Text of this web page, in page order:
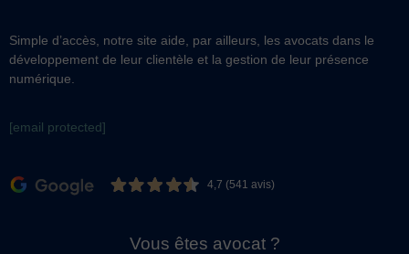
Simple d’accès, notre site aide, par ailleurs, les avocats dans le
développement de leur clientèle et la gestion de leur présence
numérique.
[email protected]
4,7 (541 avis)
Vous êtes avocat ?